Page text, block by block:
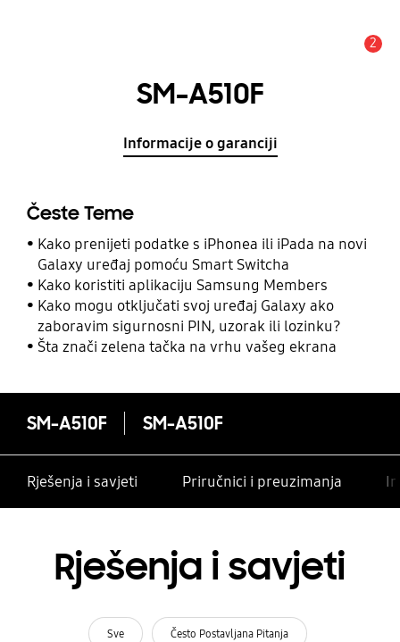
2
SM-A510F
Informacije o garanciji
Česte Teme
Kako prenijeti podatke s iPhonea ili iPada na novi
Galaxy uređaj pomoću Smart Switcha
Kako koristiti aplikaciju Samsung Members
Kako mogu otključati svoj uređaj Galaxy ako
zaboravim sigurnosni PIN, uzorak ili lozinku?
Šta znači zelena tačka na vrhu vašeg ekrana
SM-A510F SM-A510F
Rješenja i savjeti Priručnici i preuzimanja
Rješenja i savjeti
Sve Često Postavljana Pitanja